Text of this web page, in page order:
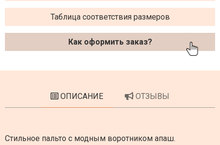
Таблица соответствия размеров
Как оформить заказ?
ОПИСАНИЕ ОТЗЫВЫ
Стильное пальто с модным воротником апаш.